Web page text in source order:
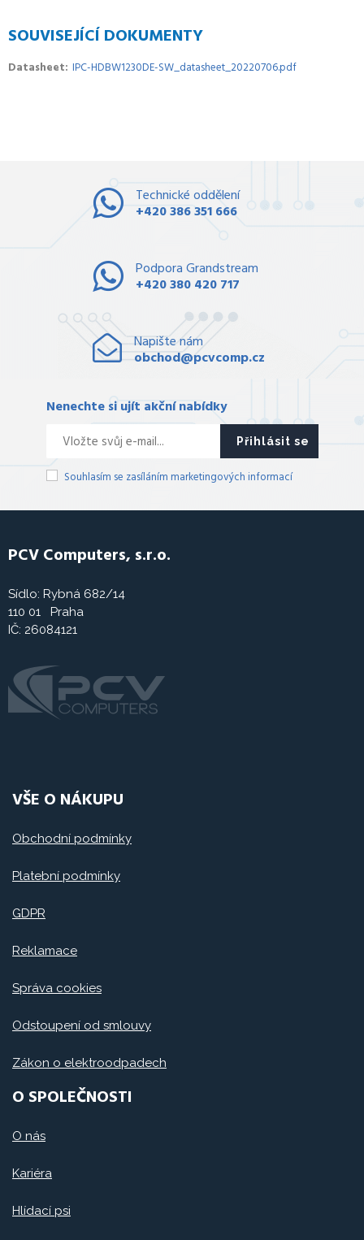
SOUVISEJÍCÍ DOKUMENTY
Datasheet IPC-HDBW1230DE-SW_datasheet_20220706.pdf
Technické oddělení
+420 386 351 666
Podpora Grandstream
+420 380 420 717
Napište nám
obchod@pcvcomp.cz
Nenechte si ujít akční nabídky
Přihlásit se
Souhlasím se zasíláním marketingových informací
PCV Computers, s.r.o.
Sídlo: Rybná 682/14
110 01 Praha
IČ: 26084121
VŠE O NÁKUPU
Obchodní podmínky
Platební podmínky
GDPR
Reklamace
Správa cookies
Odstoupení od smlouvy
Zákon o elektroodpadech
O SPOLEČNOSTI
O nás
Kariéra
Hlídací psi